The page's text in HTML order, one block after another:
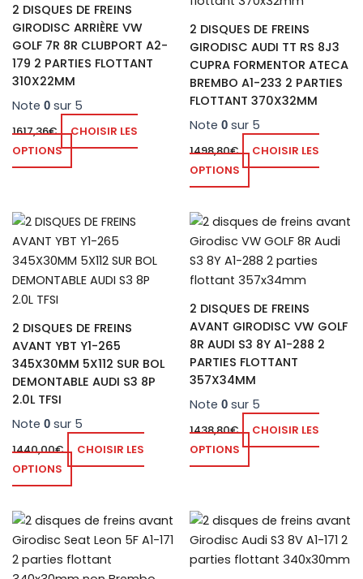
2 DISQUES DE FREINS
GIRODISC ARRIÈRE VW
GOLF 7R 8R CLUBPORT A2-
179 2 PARTIES FLOTTANT
310X22MM
Note 0 sur 5
1617,36€
CHOISIR LES
OPTIONS
2 DISQUES DE FREINS
GIRODISC AUDI TT RS 8J3
CUPRA FORMENTOR ATECA
BREMBO A1-233 2 PARTIES
FLOTTANT 370X32MM
Note 0 sur 5
1498,80€
CHOISIR LES
OPTIONS
2 DISQUES DE FREINS
AVANT YBT Y1-265
345X30MM 5X112 SUR BOL
DEMONTABLE AUDI S3 8P
2.0L TFSI
Note 0 sur 5
1440,00€
CHOISIR LES
OPTIONS
2 DISQUES DE FREINS
AVANT GIRODISC VW GOLF
8R AUDI S3 8Y A1-288 2
PARTIES FLOTTANT
357X34MM
Note 0 sur 5
1438,80€
CHOISIR LES
OPTIONS